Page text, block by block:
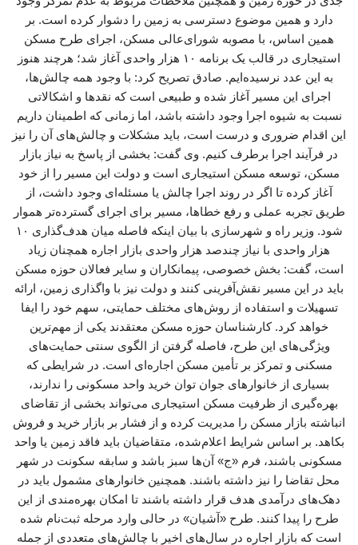
دارد و همین موضوع دسترسی به زمین را دشوار کرده است. بر
همین اساس، با مصوبه شورای‌عالی مسکن، اجرای طرح مسکن
استیجاری در قالب یک برنامه ۱۰ هزار واحدی آغاز شد؛ هرچند هنوز
به این عدد نرسیده‌ایم. صادق تصریح کرد: با وجود همه چالش‌ها،
اجرای این مسیر آغاز شده و طبیعی است که نقدها و اشکالاتی
نسبت به شیوه اجرا وجود داشته باشد، اما زمانی که اطمینان داریم
این اقدام ضروری و درست است، باید مشکلات و چالش‌های آن را نیز
در فرآیند اجرا برطرف کنیم. وی گفت: بخشی از پاسخ به نیاز بازار
مسکن، توسعه مسکن استیجاری است و دولت این مسیر را از خود
آغاز کرده تا اگر در روند اجرا چالش یا مسئله‌ای وجود داشت، از
طریق تجربه عملی و رفع خطاها، مسیر برای اجرای گسترده‌تر هموار
شود. وزیر راه و شهرسازی با بیان اینکه فاصله میان هدف‌گذاری ۱۰
هزار واحدی با نیاز چندصد هزار واحدی بازار اجاره همچنان زیاد
است، گفت: بخش خصوصی، پیمانکاران و سایر فعالان حوزه مسکن
باید در این مسیر نقش‌آفرینی کنند و دولت نیز با واگذاری زمین، ارائه
تسهیلات و استفاده از روش‌های مختلف حمایتی، سهم خود را ایفا
خواهد کرد. کارشناسان حوزه مسکن معتقدند یکی از مهم‌ترین
ویژگی‌های این طرح، فاصله گرفتن از الگوی سنتی حمایت‌های
مسکنی و تمرکز بر تأمین مسکن اجاره‌ای است. در شرایطی که
بسیاری از خانوارهای جوان توان خرید واحد مسکونی را ندارند،
بهره‌گیری از ظرفیت مسکن استیجاری می‌تواند بخشی از تقاضای
انباشته بازار مسکن را مدیریت کرده و از فشار بر بازار خرید و فروش
بکاهد. بر اساس شرایط اعلام‌شده، متقاضیان باید فاقد زمین یا واحد
مسکونی باشند، فرم «ج» آن‌ها سبز باشد و سابقه سکونت در شهر
محل تقاضا را نیز داشته باشند. همچنین خانوارهای مشمول باید در
دهک‌های درآمدی هدف قرار داشته باشند تا امکان بهره‌مندی از این
طرح را پیدا کنند. طرح «آشیان» در حالی وارد مرحله ثبت‌نام شده
است که بازار اجاره در سال‌های اخیر با چالش‌های متعددی از جمله